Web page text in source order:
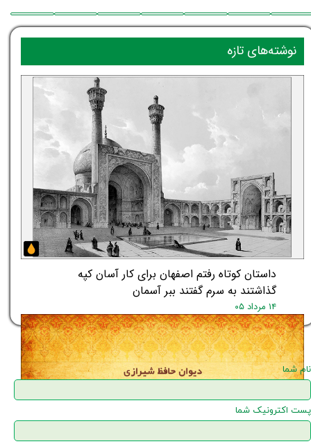
داستان کوتاه رفتم اصفهان برای کار آسان کپه
گذاشتند به سرم گفتند ببر آسمان
۱۴ مرداد ۰۵
نوشته‌های تازه
نام شما
پست اکترونیک شما